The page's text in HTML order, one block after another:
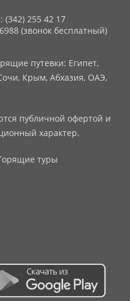
(342) 255 42 17
(звонок бесплатный)
путевки: Египет,
Крым, Абхазия, ОАЭ,
публичной офертой и
характер.
туры